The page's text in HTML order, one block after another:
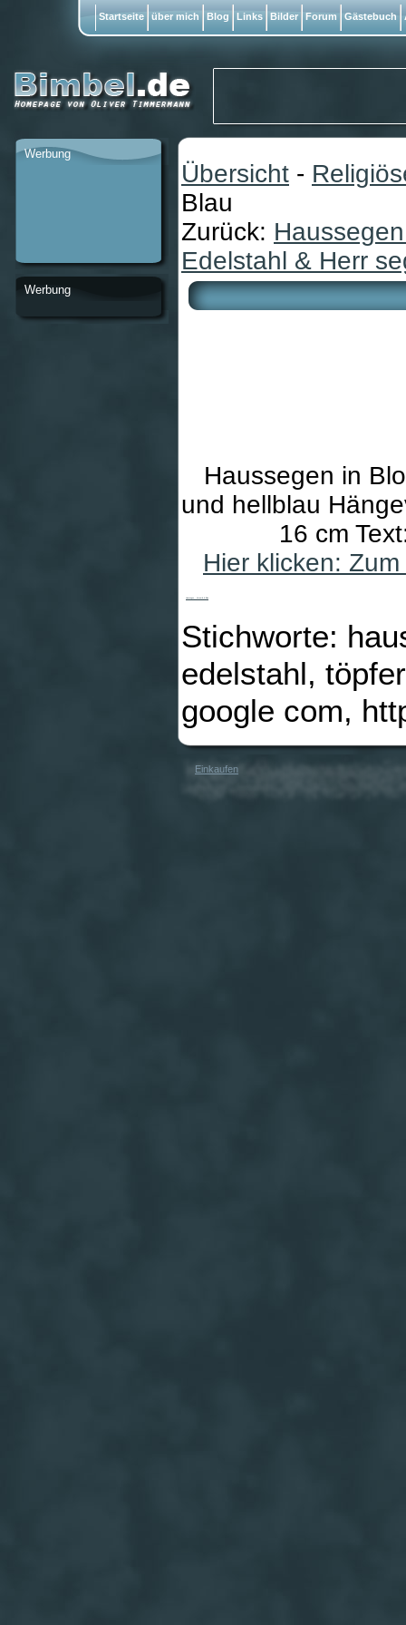
Übersicht -
Blau
Zurück:
Edelstahl & Herr
Haussegen in
und hellblau
16 cm
Hier klicken:
Stichworte:
edelstahl,
google com,
Einkaufen
Werbung
Werbung
Startseite über mich Blog Links Bilder Forum Gästebuch